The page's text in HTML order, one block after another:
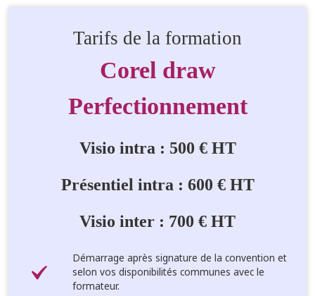
Tarifs de la formation
Corel draw
Perfectionnement
Visio intra : 500 € HT
Présentiel intra : 600 € HT
Visio inter : 700 € HT
Démarrage après signature de la convention et
selon vos disponibilités communes avec le
formateur.